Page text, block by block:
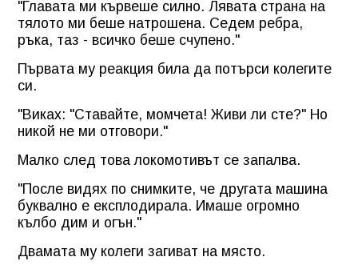
"Главата ми кървеше силно. Лявата страна на
тялото ми беше натрошена. Седем ребра,
ръка, таз - всичко беше счупено."
Първата му реакция била да потърси колегите
си.
"Виках: "Ставайте, момчета! Живи ли сте?" Но
никой не ми отговори."
Малко след това локомотивът се запалва.
"После видях по снимките, че другата машина
буквално е експлодирала. Имаше огромно
кълбо дим и огън."
Двамата му колеги загиват на място.